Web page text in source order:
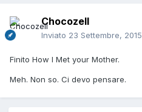
Chocozell
Inviato 23 Settembre, 2015
Finito How I Met your Mother.
Meh. Non so. Ci devo pensare.